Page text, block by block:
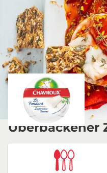
Überbackener